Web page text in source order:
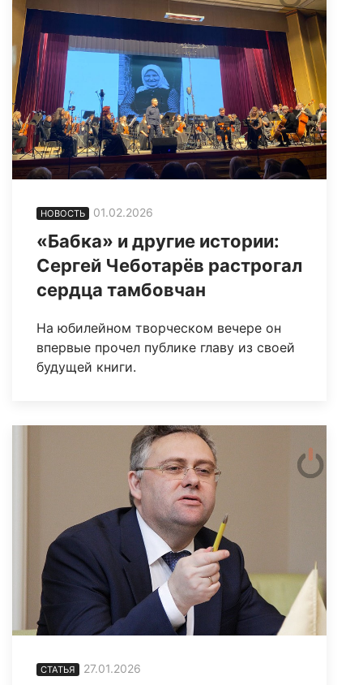
НОВОСТЬ 01.02.2026
«Бабка» и другие истории:
Сергей Чеботарёв растрогал
сердца тамбовчан
На юбилейном творческом вечере он
впервые прочел публике главу из своей
будущей книги.
СТАТЬЯ 27.01.2026